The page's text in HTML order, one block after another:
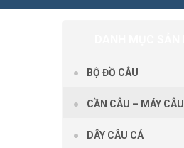
BỘ ĐỒ CÂU
CẦN CÂU – MÁY CÂU
DÂY CÂU CÁ